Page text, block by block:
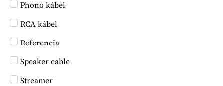
Phono kábel
RCA kábel
Referencia
Speaker cable
Streamer